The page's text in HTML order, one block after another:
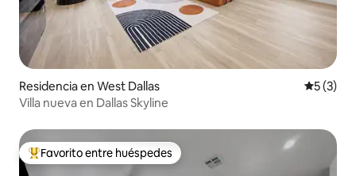
Residencia en West Dallas
5 (3)
Villa nueva en Dallas Skyline
De los mejores en Favorito entre huéspedes
Favorito entre huéspedes